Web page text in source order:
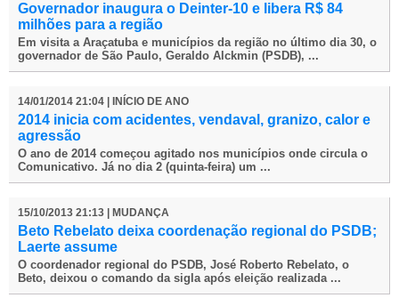
Governador inaugura o Deinter-10 e libera R$ 84
milhões para a região
Em visita a Araçatuba e municípios da região no último dia 30, o
governador de São Paulo, Geraldo Alckmin (PSDB), ...
14/01/2014 21:04 | INÍCIO DE ANO
2014 inicia com acidentes, vendaval, granizo, calor e
agressão
O ano de 2014 começou agitado nos municípios onde circula o
Comunicativo. Já no dia 2 (quinta-feira) um ...
15/10/2013 21:13 | MUDANÇA
Beto Rebelato deixa coordenação regional do PSDB;
Laerte assume
O coordenador regional do PSDB, José Roberto Rebelato, o
Beto, deixou o comando da sigla após eleição realizada ...